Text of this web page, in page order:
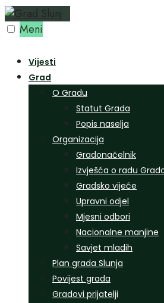
Preskoči
na Meni
Vijesti
Grad
O Gradu
Statut Grada
Popis naselja
Organizacija
Gradonačelnik
Izvješća o radu
Gradsko vijeće
Upravni odjel
Mjesni odbori
Nacionalne manjine
Savjet mladih
Plan grada Slunja
Povijest grada
Gradovi prijatelji